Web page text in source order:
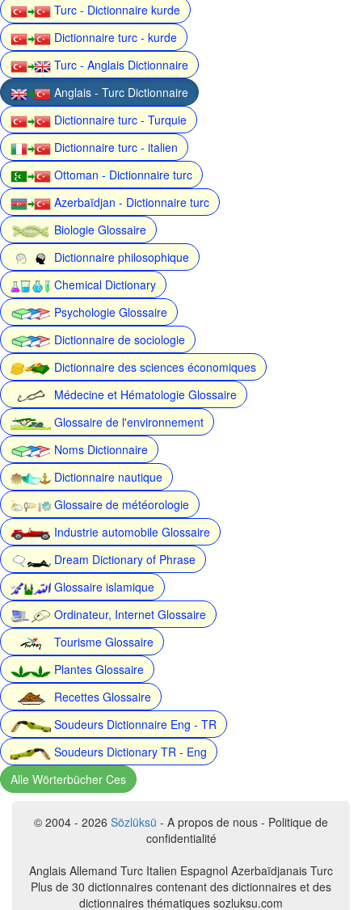
Turc - Dictionnaire kurde
Dictionnaire turc - kurde
Turc - Anglais Dictionnaire
Anglais - Turc Dictionnaire
Dictionnaire turc - Turquie
Dictionnaire turc - italien
Ottoman - Dictionnaire turc
Azerbaïdjan - Dictionnaire turc
Biologie Glossaire
Dictionnaire philosophique
Chemical Dictionary
Psychologie Glossaire
Dictionnaire de sociologie
Dictionnaire des sciences économiques
Médecine et Hématologie Glossaire
Glossaire de l'environnement
Noms Dictionnaire
Dictionnaire nautique
Glossaire de météorologie
Industrie automobile Glossaire
Dream Dictionary of Phrase
Glossaire islamique
Ordinateur, Internet Glossaire
Tourisme Glossaire
Plantes Glossaire
Recettes Glossaire
Soudeurs Dictionnaire Eng - TR
Soudeurs Dictionary TR - Eng
Alle Wörterbücher Ces
© 2004 - 2026 Sözlüksü - A propos de nous - Politique de
confidentialité
Anglais Allemand Turc Italien Espagnol Azerbaïdjanais Turc
Plus de 30 dictionnaires contenant des dictionnaires et des
dictionnaires thématiques sozluksu.com